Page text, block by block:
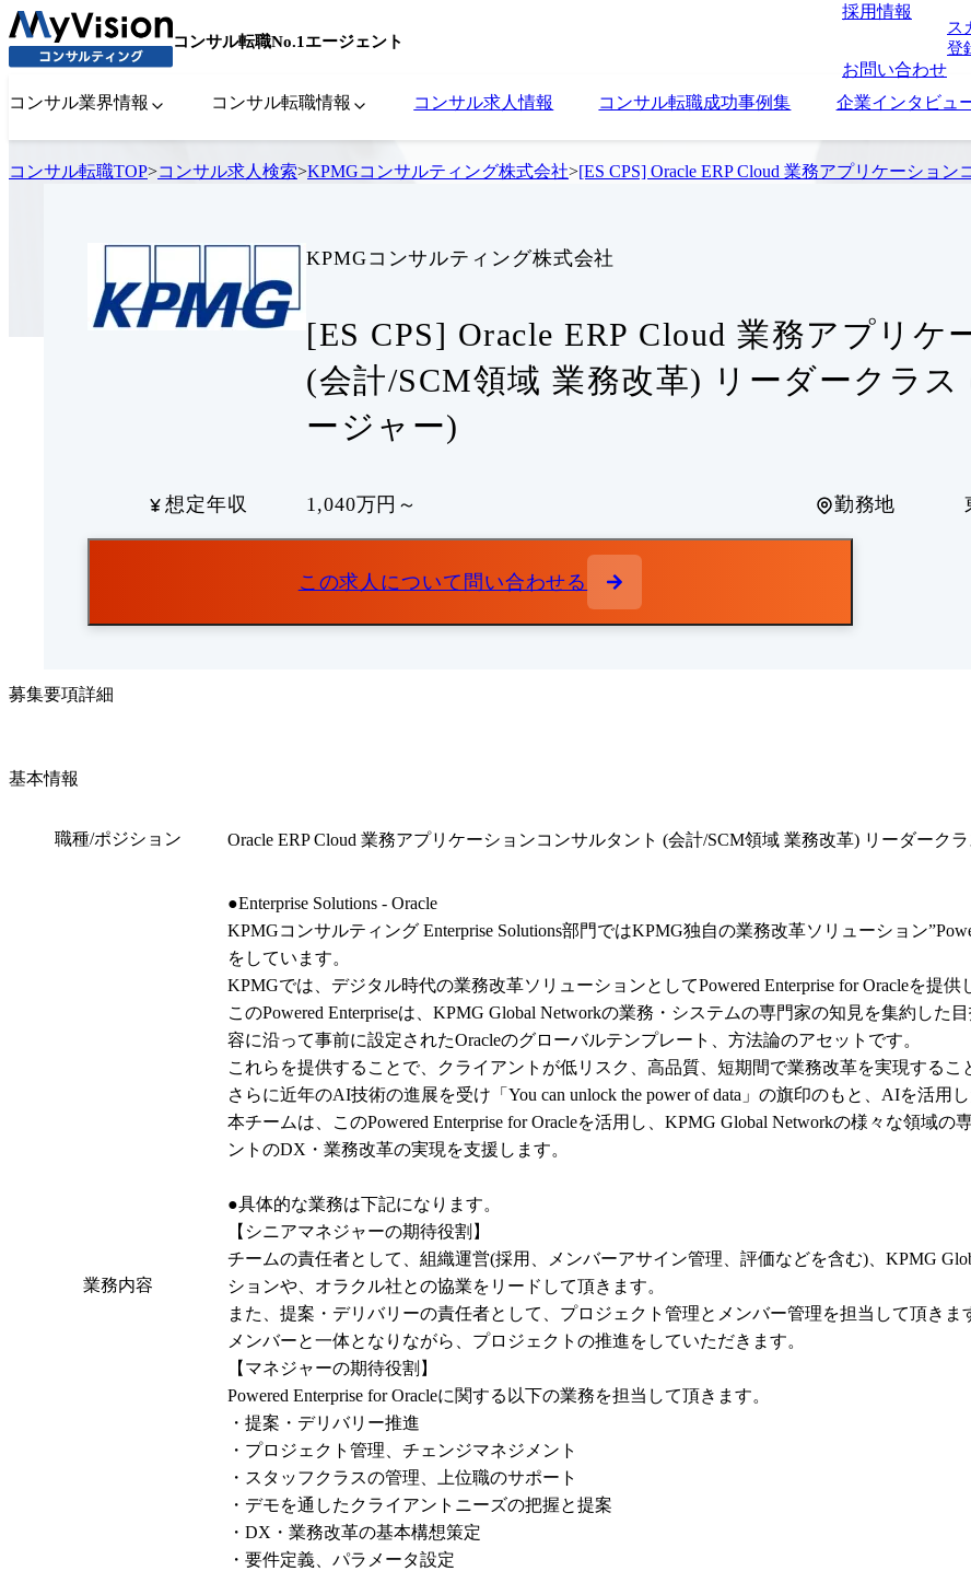
コンサル転職No.1エージェント
採用情報
お問い合わせ
ス
登
コンサル業界情報 コンサル転職情報 コンサル求人情報 コンサル転職成功事例集 企業インタビュ
コンサル転職TOP>コンサル求人検索>KPMGコンサルティング株式会社>[ES CPS] Oracle ERP Cloud 業務アプリケーショ
KPMGコンサルティング株式会社
[ES CPS] Oracle ERP Cloud 業務アプリケ
(会計/SCM領域 業務改革) リーダークラ
ージャー)
想定年収 1,040万円～ 勤務地
この求人について問い合わせる
募集要項詳細
基本情報
職種/ポジション Oracle ERP Cloud 業務アプリケーションコンサルタント (会計/SCM領域 業務改革) リーダーク
業務内容
●Enterprise Solutions - Oracle
KPMGコンサルティング Enterprise Solutions部門ではKPMG独自の業務改革ソリューション
をしています。
KPMGでは、デジタル時代の業務改革ソリューションとしてPowered Enterprise for Oracleを提供
このPowered Enterpriseは、KPMG Global Networkの業務・システムの専門家の知見を集約した
容に沿って事前に設定されたOracleのグローバルテンプレート、方法論のアセットです。
これらを提供することで、クライアントが低リスク、高品質、短期間で業務改革を実現するこ
さらに近年のAI技術の進展を受け「You can unlock the power of data」の旗印のもと、AIを活用
本チームは、このPowered Enterprise for Oracleを活用し、KPMG Global Networkの様々な領域
ントのDX・業務改革の実現を支援します。
●具体的な業務は下記になります。
【シニアマネジャーの期待役割】
チームの責任者として、組織運営(採用、メンバーアサイン管理、評価などを含む)、KPMG
ションや、オラクル社との協業をリードして頂きます。
また、提案・デリバリーの責任者として、プロジェクト管理とメンバー管理を担当して頂きま
メンバーと一体となりながら、プロジェクトの推進をしていただきます。
【マネジャーの期待役割】
Powered Enterprise for Oracleに関する以下の業務を担当して頂きます。
・提案・デリバリー推進
・プロジェクト管理、チェンジマネジメント
・スタッフクラスの管理、上位職のサポート
・デモを通したクライアントニーズの把握と提案
・DX・業務改革の基本構想策定
・要件定義、パラメータ設定